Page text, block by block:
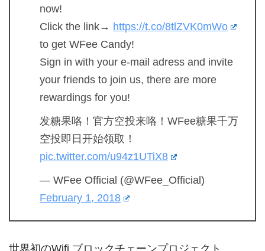
now!
Click the link→ https://t.co/8tlZVK0mWo
to get WFee Candy!
Sign in with your e-mail adress and invite
your friends to join us, there are more
rewardings for you!
发糖果咯！官方空投来咯！WFee糖果千万
空投即日开始领取！
pic.twitter.com/u94z1UTiX8
— WFee Official (@WFee_Official)
February 1, 2018
世界初のWifi ブロックチェーンプロジェクト。